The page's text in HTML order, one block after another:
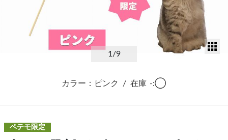
1/9
カラー：ピンク / 在庫 -:◯
ペテモ限定